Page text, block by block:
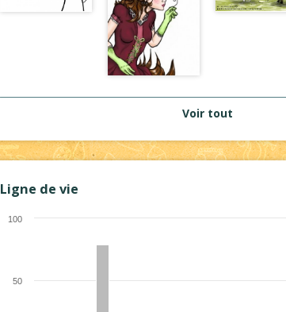
Voir tout
Ligne de vie
50
100